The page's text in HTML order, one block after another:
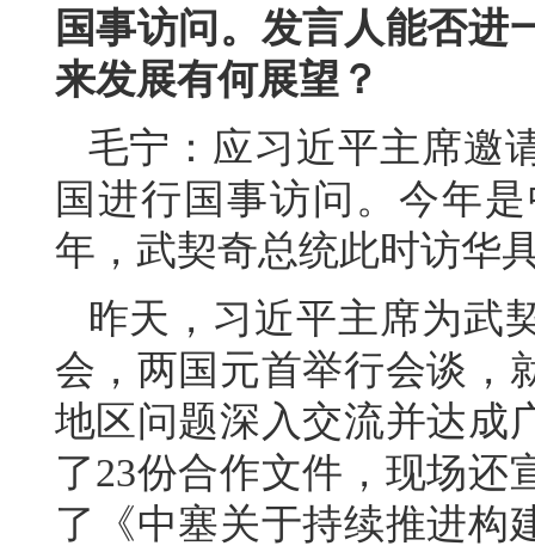
国事访问。发言人能否进
来发展有何展望？
毛宁：应习近平主席邀
国进行国事访问。今年
年，武契奇总统此时访华
昨天，习近平主席为武
会，两国元首举行会谈，
地区问题深入交流并达成
了23份合作文件，现场还
了《中塞关于持续推进构